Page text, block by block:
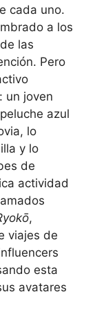
cada uno.
a los
las
Pero
un joven
azul
lo
y lo
de
actividad
,
viajes de
esta
avatares